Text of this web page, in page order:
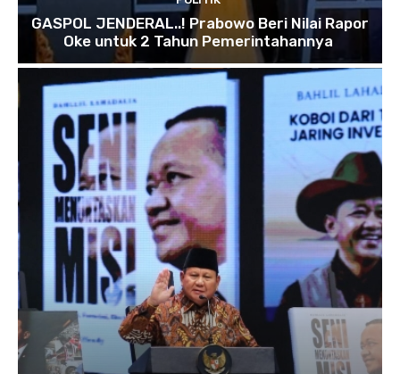
GASPOL JENDERAL..! Prabowo Beri Nilai Rapor
Oke untuk 2 Tahun Pemerintahannya